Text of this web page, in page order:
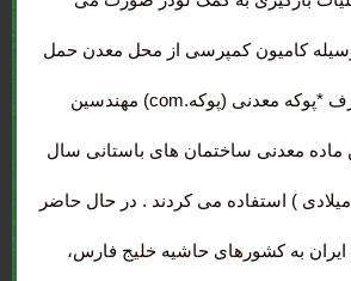
وسیله کامیون کمپرسی از محل معدن حمل
می شود. سابقه مصرف *پوکه معدنی (پوکه.com) مهندسین
ماده معدنی ساختمان های باستانی سال
۱۳۴۸ شمسی ( ۱۹۶۹ میلادی ) استفاده می کردند . در حال حاضر
به کشورهای حاشیه خلیج فارس،